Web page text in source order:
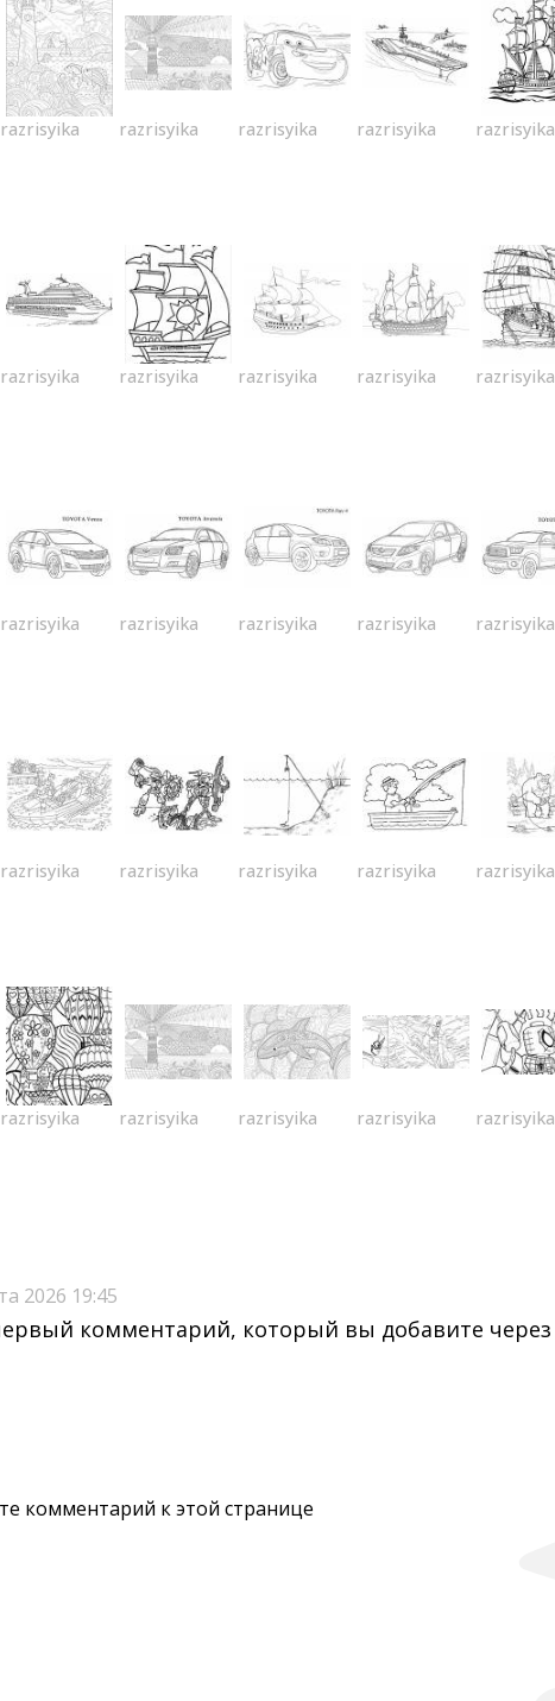
razrisyika razrisyika razrisyika razrisyika razrisyika
razrisyika razrisyika razrisyika razrisyika razrisyika
razrisyika razrisyika razrisyika razrisyika razrisyika
razrisyika razrisyika razrisyika razrisyika razrisyika
razrisyika razrisyika razrisyika razrisyika razrisyika
2026 19:45
комментарий, который вы добавите через
комментарий к этой странице